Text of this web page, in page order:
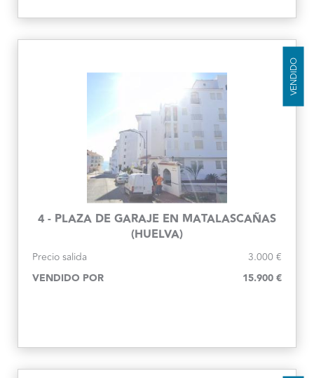
VENDIDO
4 - PLAZA DE GARAJE EN MATALASCAÑAS
(HUELVA)
Precio salida 3.000 €
VENDIDO POR 15.900 €